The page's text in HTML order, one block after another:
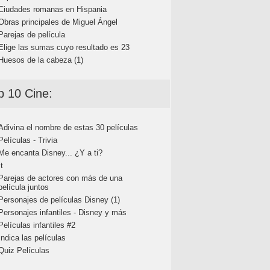
romanas en Hispania
principales de Miguel Ángel
de película
las sumas cuyo resultado es 23
de la cabeza (1)
10 Cine:
el nombre de estas 30 películas
- Trivia
encanta Disney... ¿Y a ti?
de actores con más de una
juntos
de películas Disney (1)
infantiles - Disney y más
infantiles #2
las películas
Películas